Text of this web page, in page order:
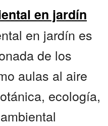
en jardín
en jardín es
de los
aulas al aire
ecología,